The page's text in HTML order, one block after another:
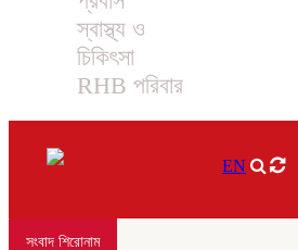
স্বাস্থ্য ও
চিকিৎসা
RHB পরিবার
EN
সংবাদ শিরোনাম